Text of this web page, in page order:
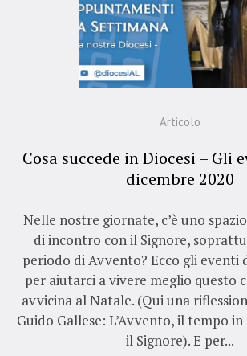
Articolo
Cosa succede in Diocesi – Gli
dicembre 2020
Nelle nostre giornate, c’è uno
di incontro con il Signore,
periodo di Avvento? Ecco gli eventi
per aiutarci a vivere meglio questo
avvicina al Natale. (Qui una
Guido Gallese: L’Avvento, il tempo
il Signore). E per...